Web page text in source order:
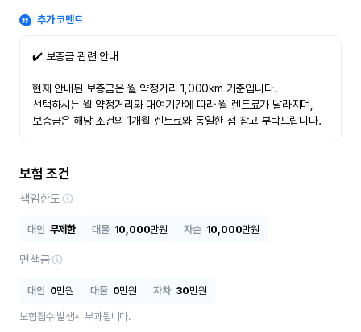
추가 코멘트
✔️ 보증금 관련 안내
현재 안내된 보증금은 월 약정거리 1,000km 기준입니다.
선택하시는 월 약정거리와 대여기간에 따라 월 렌트료가 달라지며,
보증금은 해당 조건의 1개월 렌트료와 동일한 점 참고 부탁드립니다.
보험 조건
책임한도
대인 무제한 대물 10,000만원 자손 10,000만원
면책금
대인 0만원 대물 0만원 자차 30만원
보험접수 발생시 부과됩니다.